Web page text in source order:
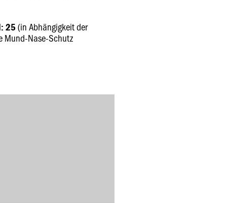
25 (in Abhängigkeit der
Nase-Schutz